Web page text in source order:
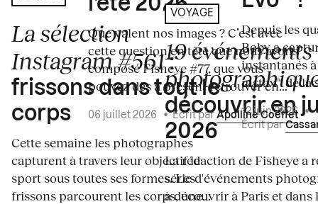
La sélection
Instagram #561:
frissons dans tout le
corps
Cette semaine les photographes
capturent à travers leur objectif le
sport sous toutes ses formes. Les
frissons parcourent les corps, une...
Que valent nos images ? C’est avec
cette question en tête que nous avons
composé Fisheye #77, que vous
pouvez dès à présent retrouver en...
06 juillet 2026 •Écrit par Apolline Coëffet
VOYAGE
19 événements
découvrir en
2026
La rédaction de Fisheye a
série d'événements
à découvrir à Paris et dans
Depuis les
Boby a
instantanés
instax™ de la
12 juin 2026 •
Écrit par